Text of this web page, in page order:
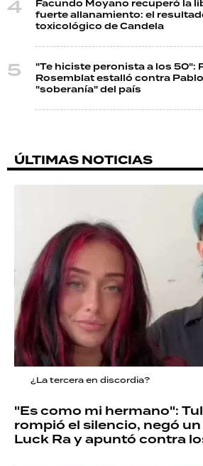
Facundo Moyano recuperó la
fuerte allanamiento: el
toxicológico de Candela
"Te hiciste peronista a los 50":
Rosemblat estalló contra
"soberanía" del país
ÚLTIMAS NOTICIAS
¿La tercera en discordia?
"Es como mi hermano":
rompió el silencio, negó
Luck Ra y apuntó contra